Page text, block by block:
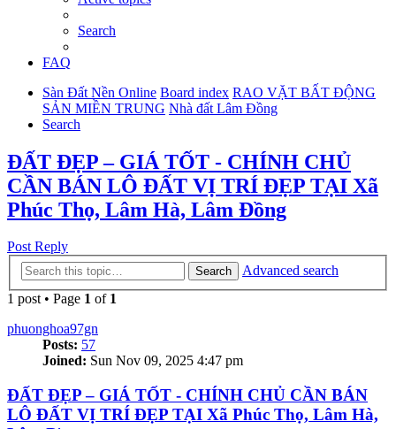
Search
FAQ
Sàn Đất Nền Online Board index RAO VẶT BẤT ĐỘNG
SẢN MIỀN TRUNG Nhà đất Lâm Đồng
Search
ĐẤT ĐẸP – GIÁ TỐT - CHÍNH CHỦ
CẦN BÁN LÔ ĐẤT VỊ TRÍ ĐẸP TẠI Xã
Phúc Thọ, Lâm Hà, Lâm Đồng
Post Reply
Search
Advanced search
1 post • Page 1 of 1
phuonghoa97gn
Posts: 57
Joined: Sun Nov 09, 2025 4:47 pm
ĐẤT ĐẸP – GIÁ TỐT - CHÍNH CHỦ CẦN BÁN
LÔ ĐẤT VỊ TRÍ ĐẸP TẠI Xã Phúc Thọ, Lâm Hà,